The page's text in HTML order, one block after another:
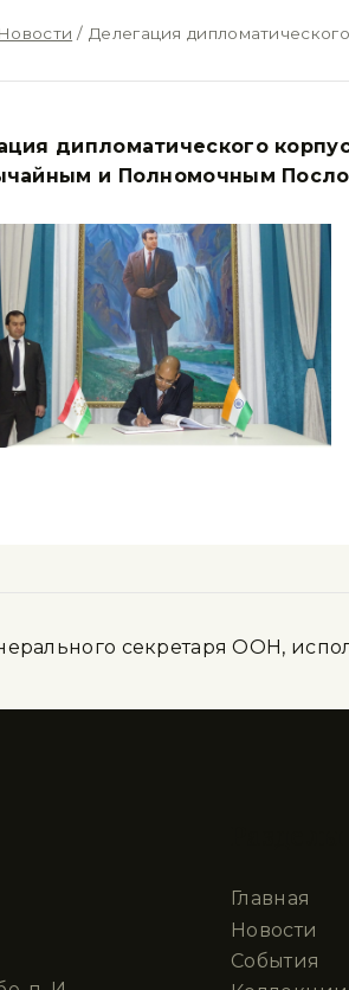
Новости / Делегация
дипломатического
и Полномочным
секретаря ООН,
Главная
Новости
События